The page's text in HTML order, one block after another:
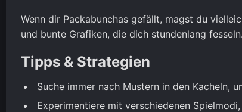
Wenn dir Packabunchas gefällt, magst du
und bunte Grafiken, die dich stundenlang
Tipps & Strategien
Suche immer nach Mustern in den Kacheln,
Experimentiere mit verschiedenen